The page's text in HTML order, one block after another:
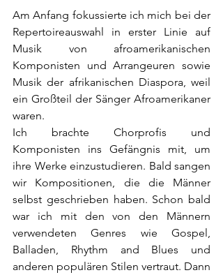
Am Anfang fokussierte ich mich bei der
Repertoireauswahl in erster Linie auf
Musik von afroamerikanischen
Komponisten und Arrangeuren sowie
Musik der afrikanischen Diaspora, weil
ein Großteil der Sänger Afroamerikaner
waren.
Ich brachte Chorprofis und
Komponisten ins Gefängnis mit, um
ihre Werke einzustudieren. Bald sangen
wir Kompositionen, die die Männer
selbst geschrieben haben. Schon bald
war ich mit den von den Männern
verwendeten Genres wie Gospel,
Balladen, Rhythm and Blues und
anderen populären Stilen vertraut. Dann